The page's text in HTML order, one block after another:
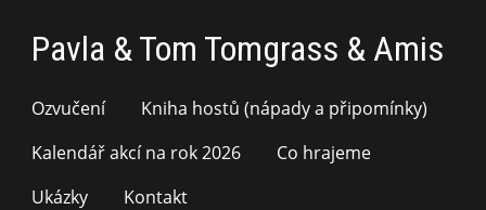
Pavla & Tom Tomgrass & Amis
Ozvučení
Kniha hostů (nápady a připomínky)
Kalendář akcí na rok 2026
Co hrajeme
Ukázky
Kontakt